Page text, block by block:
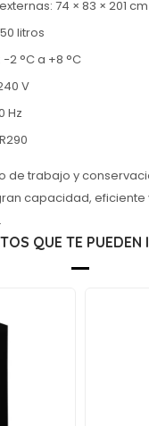
74 × 83 × 201 cm
litros
°C a +8 °C
V
Hz
de trabajo y
capacidad, eficiente
QUE TE PUEDEN